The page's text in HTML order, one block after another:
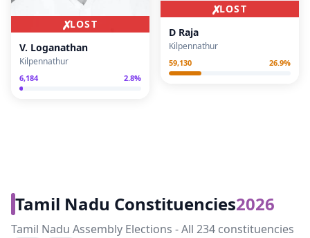
✗LOST
V. Loganathan
Kilpennathur
6,184 2.8%
✗LOST
D Raja
Kilpennathur
59,130 26.9%
Tamil Nadu Constituencies2026
Tamil Nadu Assembly Elections - All 234 constituencies